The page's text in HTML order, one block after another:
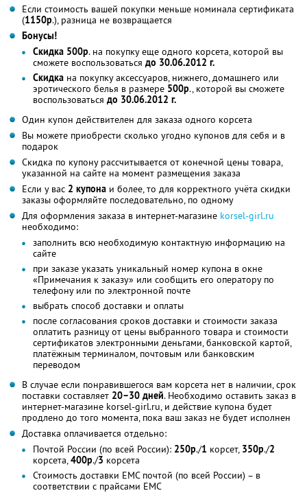
Если стоимость вашей покупки меньше номинала сертификата
(1150р.), разница не возвращается
Бонусы!
Скидка 500р. на покупку еще одного корсета, которой вы
сможете воспользоваться до 30.06.2012 г.
Скидка на покупку аксессуаров, нижнего, домашнего или
эротического белья в размере 500р., которой вы сможете
воспользоваться до 30.06.2012 г.
Один купон действителен для заказа одного корсета
Вы можете приобрести сколько угодно купонов для себя и в
подарок
Скидка по купону рассчитывается от конечной цены товара,
указанной на сайте на момент размещения заказа
Если у вас 2 купона и более, то для корректного учёта скидки
заказы оформляйте последовательно, по одному
Для оформления заказа в интернет-магазине korsel-girl.ru
необходимо:
заполнить всю необходимую контактную информацию на
сайте
при заказе указать уникальный номер купона в окне
«Примечания к заказу» или сообщить его оператору по
телефону или по электронной почте
выбрать способ доставки и оплаты
после согласования сроков доставки и стоимости заказа
оплатить разницу от цены выбранного товара и стоимости
сертификатов электронными деньгами, банковской картой,
платёжным терминалом, почтовым или банковским
переводом
В случае если понравившегося вам корсета нет в наличии, срок
поставки составляет 20–30 дней. Необходимо оставить заказ в
интернет-магазине korsel-girl.ru, и действие купона будет
продлено до того момента, пока ваш заказ не будет исполнен
Доставка оплачивается отдельно:
Почтой России (по всей России): 250р./1 корсет, 350р./2
корсета,400р./3 корсета
Стоимость доставки ЕМС почтой (по всей России) – в
соответствии с прайсами ЕМС